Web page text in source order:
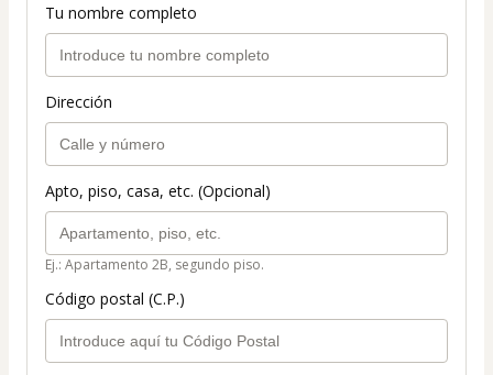
Tu nombre completo
Dirección
Apto, piso, casa, etc. (Opcional)
Ej.: Apartamento 2B, segundo piso.
Código postal (C.P.)